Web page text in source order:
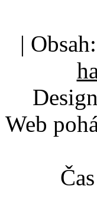
| Obsah:
Web